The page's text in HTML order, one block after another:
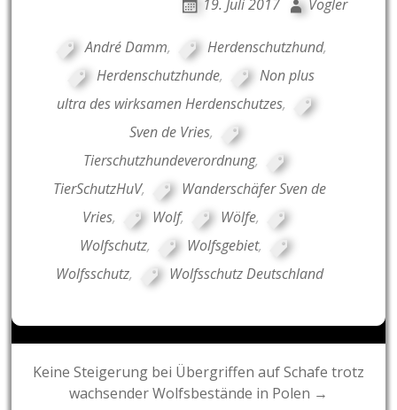
19. Juli 2017 Vogler
André Damm, Herdenschutzhund,
Herdenschutzhunde,
Non plus
ultra des wirksamen Herdenschutzes,
Sven de Vries,
Tierschutzhundeverordnung,
TierSchutzHuV,
Wanderschäfer Sven de
Vries, Wolf, Wölfe,
Wolfschutz, Wolfsgebiet,
Wolfsschutz, Wolfsschutz Deutschland
Post
Keine Steigerung bei Übergriffen auf Schafe trotz
wachsender Wolfsbestände in Polen →